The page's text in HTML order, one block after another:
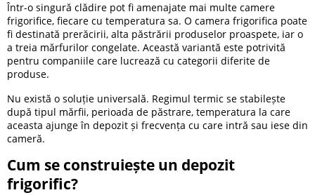
Într-o singură clădire pot fi amenajate mai multe camere
frigorifice, fiecare cu temperatura sa. O camera frigorifica poate
fi destinată prerăcirii, alta păstrării produselor proaspete, iar o
a treia mărfurilor congelate. Această variantă este potrivită
pentru companiile care lucrează cu categorii diferite de
produse.
Nu există o soluție universală. Regimul termic se stabilește
după tipul mărfii, perioada de păstrare, temperatura la care
aceasta ajunge în depozit și frecvența cu care intră sau iese din
cameră.
Cum se construiește un depozit
frigorific?